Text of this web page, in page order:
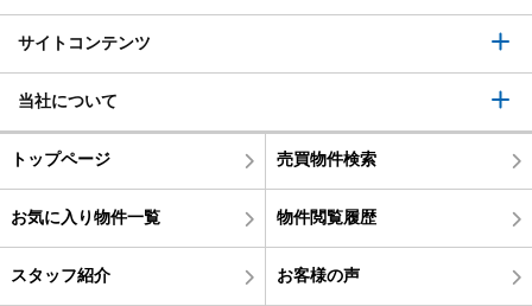
サイトコンテンツ
当社について
トップページ 売買物件検索
お気に入り物件一覧 物件閲覧履歴
スタッフ紹介 お客様の声